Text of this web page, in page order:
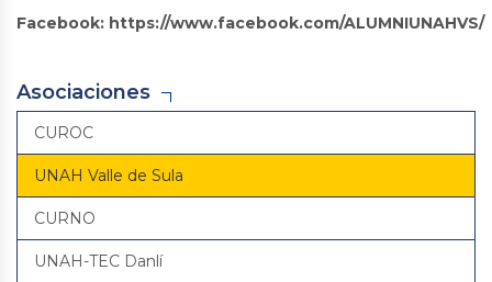
Facebook: https://www.facebook.com/ALUMNIUNAHVS/
Asociaciones
CUROC
UNAH Valle de Sula
CURNO
UNAH-TEC Danlí